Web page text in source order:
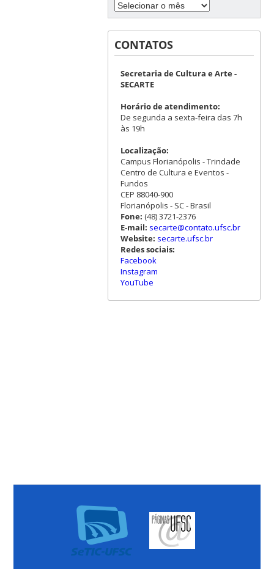
CONTATOS
Secretaria de Cultura e Arte -
SECARTE
Horário de atendimento:
De segunda a sexta-feira das 7h
às 19h
Localização:
Campus Florianópolis - Trindade
Centro de Cultura e Eventos -
Fundos
CEP 88040-900
Florianópolis - SC - Brasil
Fone: (48) 3721-2376
E-mail: secarte@contato.ufsc.br
Website: secarte.ufsc.br
Redes sociais:
Facebook
Instagram
YouTube